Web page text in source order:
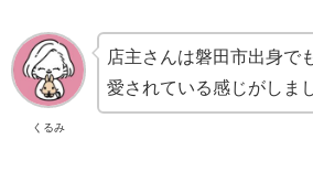
くるみ
店主さんは磐田市出身で
愛されている感じがしま